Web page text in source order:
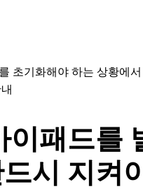
초기화해야 하는 상황에
이패드를
시 지켜